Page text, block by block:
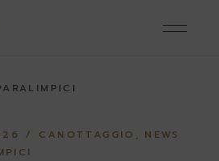
CANOTTAGGIO
NEWS